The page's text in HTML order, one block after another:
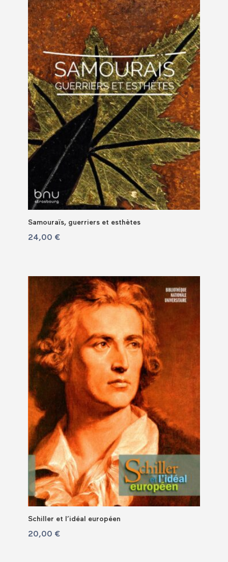
Samouraïs, guerriers et esthètes
24,00 €
Schiller et l’idéal européen
20,00 €